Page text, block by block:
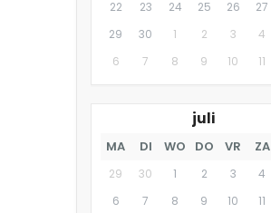
22 23 24 25 26 27
29
30 1 2 3 4
6
7 8 9 10 11
juli
MA DI WO DO VR ZA
29 30 1 2 3 4
6
7 8 9 10 11